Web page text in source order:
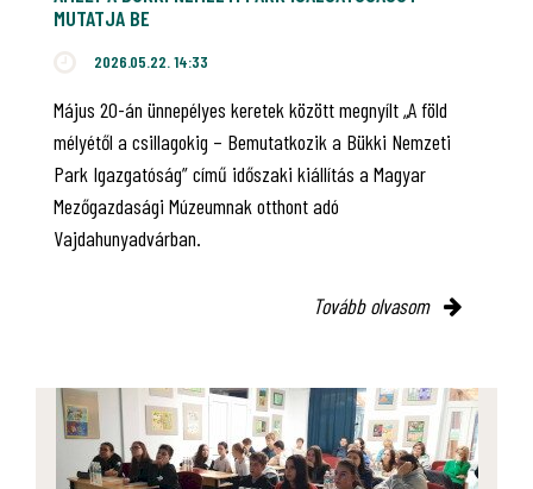
MUTATJA BE
2026.05.22. 14:33
Május 20-án ünnepélyes keretek között megnyílt „A föld
mélyétől a csillagokig – Bemutatkozik a Bükki Nemzeti
Park Igazgatóság” című időszaki kiállítás a Magyar
Mezőgazdasági Múzeumnak otthont adó
Vajdahunyadvárban.
Tovább olvasom